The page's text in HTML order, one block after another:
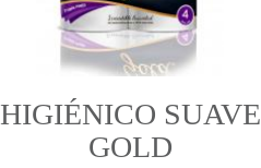
HIGIÉNICO SUAVE
GOLD